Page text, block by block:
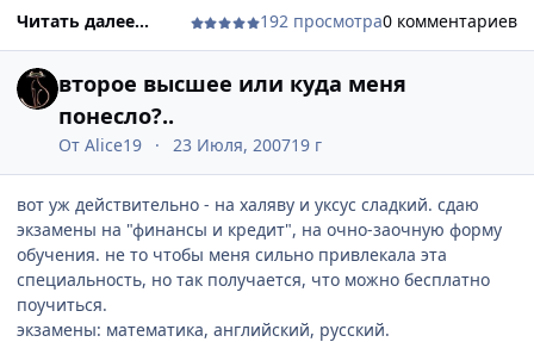
сначала ехали на машине. предварительно собирались
оставлять паджерик возле нефтескладов, но нас каким-то
образом пропустили за ворота. поэтому мы сэкономили
время и наши ноги
проехали в одном месте
через ручей. я впервые увидела, что такое
противотанковые сооружения... тааак интересно.. такие
друга отстоят. вот их вдоль берегов ручья расположили,
оччень давно, даже не представляю как их туда
раскладывали.
о водопадах. пока мы шли вдоль ручья нам всттретились
три порога с водопадиками, а потом в конце пути -
Читать далее... 192 просмотра0 комментариев
второе высшее или куда меня
понесло?..
От Alice19 23 Июля, 200719 г
вот уж действительно - на халяву и уксус сладкий. сдаю
экзамены на "финансы и кредит", на очно-заочную форму
обучения. не то чтобы меня сильно привлекала эта
специальность, но так получается, что можно бесплатно
поучиться.
экзамены: математика, английский, русский.